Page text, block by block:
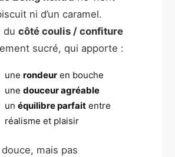
ni d’un caramel.
ducôté coulis / confiture
sucré, qui apporte :
unerondeur en bouche
unedouceur agréable
unéquilibre parfait entre
réalisme et plaisir
mais pas